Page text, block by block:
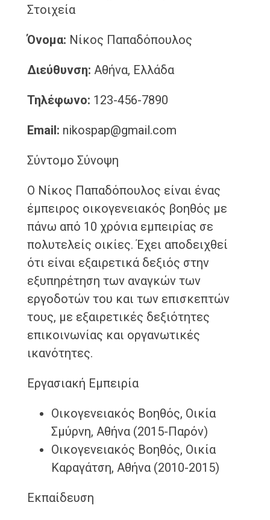
Στοιχεία
Όνομα: Νίκος Παπαδόπουλος
Διεύθυνση: Αθήνα, Ελλάδα
Τηλέφωνο: 123-456-7890
Email: nikospap@gmail.com
Σύντομο Σύνοψη
Ο Νίκος Παπαδόπουλος είναι ένας
έμπειρος οικογενειακός βοηθός με
πάνω από 10 χρόνια εμπειρίας σε
πολυτελείς οικίες. Έχει αποδειχθεί
ότι είναι εξαιρετικά δεξιός στην
εξυπηρέτηση των αναγκών των
εργοδοτών του και των επισκεπτών
τους, με εξαιρετικές δεξιότητες
επικοινωνίας και οργανωτικές
ικανότητες.
Εργασιακή Εμπειρία
Οικογενειακός Βοηθός, Οικία
Σμύρνη, Αθήνα (2015-Παρόν)
Οικογενειακός Βοηθός, Οικία
Καραγάτση, Αθήνα (2010-2015)
Εκπαίδευση